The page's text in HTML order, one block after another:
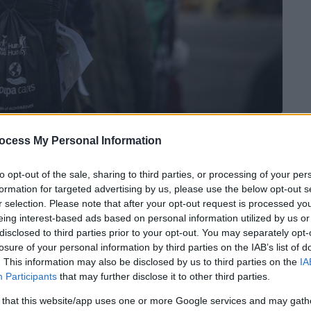
My Personal Information
opt-out of the sale, sharing to third parties, or processing of your
for targeted advertising by us, please use the below opt-out
selection. Please note that after your opt-out request is processed
interest-based ads based on personal information utilized by us
to third parties prior to your opt-out. You may separately
of your personal information by third parties on the IAB’s list of
This information may also be disclosed by us to third parties on the
Participants that may further disclose it to other third parties.
that this website/app uses one or more Google services and may
το ΕΘΝΟΣ στη Google
Τεπέ τα προσφυγόπουλα ένα παραπάνω
τους. Αν ο μικρός Μοχάμεντ
στο καμπ της Μόριας, τότε έχει μία
ανέφερε ο Δημήτρης Αναγνωστόπουλος,
Ελλάδος και καθηγητής
το στίγμα της κατάστασης που επικρατεί
κατά τη διάρκεια του «8oυ
στην Ιατρική Περίθαλψη». Το